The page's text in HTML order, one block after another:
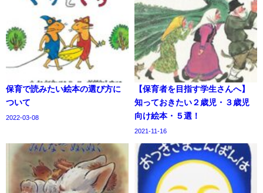
保育で読みたい絵本の選び方に
ついて
2022-03-08
【保育者を目指す学生さんへ】
知っておきたい２歳児・３歳児
向け絵本・５選！
2021-11-16